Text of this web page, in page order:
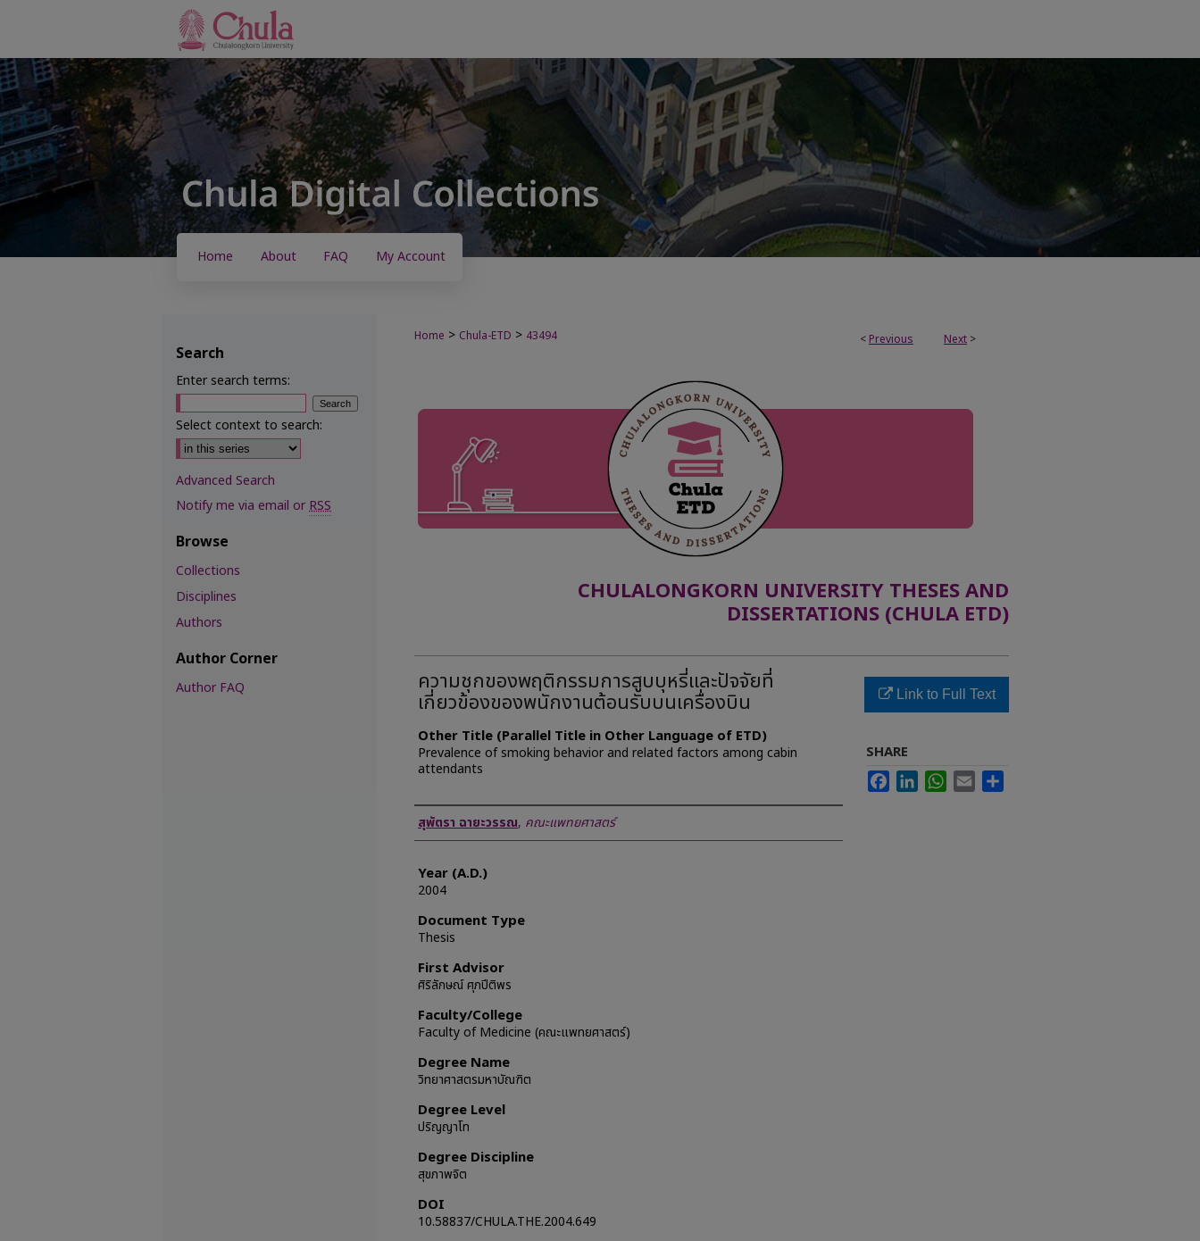
Home About FAQ My Account
< Previous Next >
Home > Chula-ETD > 43494
CHULALONGKORN UNIVERSITY THESES AND
DISSERTATIONS (CHULA ETD)
ความชุกของพฤติกรรมการสูบบุหรี่และปัจจัยที่
เกี่ยวข้องของพนักงานต้อนรับบนเครื่องบิน
Other Title (Parallel Title in Other Language of ETD)
Prevalence of smoking behavior and related factors among cabin
attendants
Author
สุพัตรา ฉายะวรรณ, คณะแพทยศาสตร์
Year (A.D.)
2004
Document Type
Thesis
First Advisor
ศิริลักษณ์ ศุภปีติพร
Faculty/College
Faculty of Medicine (คณะแพทยศาสตร์)
Degree Name
วิทยาศาสตรมหาบัณฑิต
Degree Level
ปริญญาโท
Degree Discipline
สุขภาพจิต
DOI
10.58837/CHULA.THE.2004.649
Link to Full Text
SHARE
FacebookLinkedInWhatsApp
Email
Search
Enter search terms:
Select context to search:
Advanced Search
Notify me via email orRSS
Browse
Collections
Disciplines
Authors
Author Corner
Author FAQ